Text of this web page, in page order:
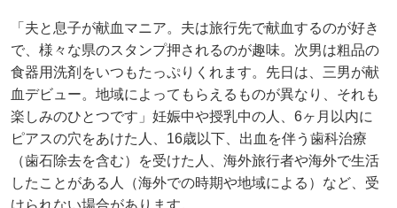
「夫と息子が献血マニア。夫は旅行先で献血するのが好き
で、様々な県のスタンプ押されるのが趣味。次男は粗品の
食器用洗剤をいつもたっぷりくれます。先日は、三男が献
血デビュー。地域によってもらえるものが異なり、それも
楽しみのひとつです」妊娠中や授乳中の人、6ヶ月以内に
ピアスの穴をあけた人、16歳以下、出血を伴う歯科治療
（歯石除去を含む）を受けた人、海外旅行者や海外で生活
したことがある人（海外での時期や地域による）など、受
けられない場合があります。